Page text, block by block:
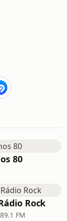
80
Rock
FM